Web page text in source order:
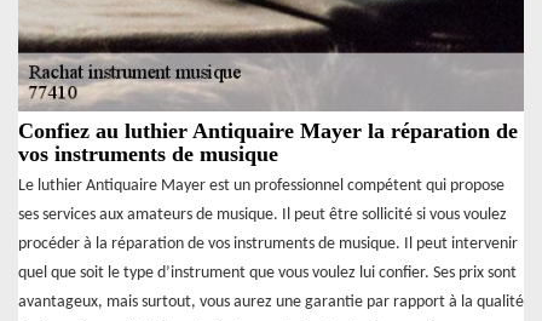
Confiez au luthier Antiquaire Mayer la réparation de
vos instruments de musique
Le luthier Antiquaire Mayer est un professionnel compétent qui propose
ses services aux amateurs de musique. Il peut être sollicité si vous voulez
procéder à la réparation de vos instruments de musique. Il peut intervenir
quel que soit le type d’instrument que vous voulez lui confier. Ses prix sont
avantageux, mais surtout, vous aurez une garantie par rapport à la qualité